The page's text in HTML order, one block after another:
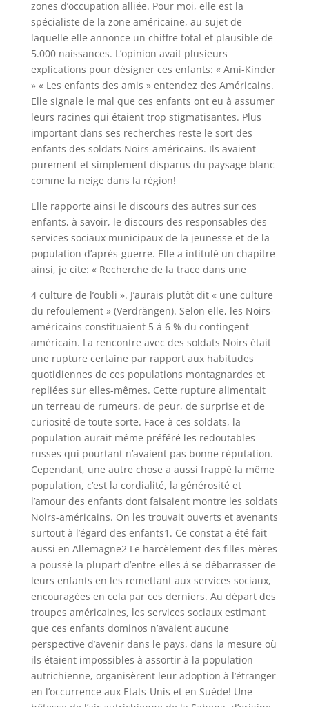
zones d’occupation alliée. Pour moi, elle est la
spécialiste de la zone américaine, au sujet de
laquelle elle annonce un chiffre total et plausible de
5.000 naissances. L’opinion avait plusieurs
explications pour désigner ces enfants: « Ami-Kinder
» « Les enfants des amis » entendez des Américains.
Elle signale le mal que ces enfants ont eu à assumer
leurs racines qui étaient trop stigmatisantes. Plus
important dans ses recherches reste le sort des
enfants des soldats Noirs-américains. Ils avaient
purement et simplement disparus du paysage blanc
comme la neige dans la région!
Elle rapporte ainsi le discours des autres sur ces
enfants, à savoir, le discours des responsables des
services sociaux municipaux de la jeunesse et de la
population d’après-guerre. Elle a intitulé un chapitre
ainsi, je cite: « Recherche de la trace dans une
4 culture de l’oubli ». J’aurais plutôt dit « une culture
du refoulement » (Verdrängen). Selon elle, les Noirs-
américains constituaient 5 à 6 % du contingent
américain. La rencontre avec des soldats Noirs était
une rupture certaine par rapport aux habitudes
quotidiennes de ces populations montagnardes et
repliées sur elles-mêmes. Cette rupture alimentait
un terreau de rumeurs, de peur, de surprise et de
curiosité de toute sorte. Face à ces soldats, la
population aurait même préféré les redoutables
russes qui pourtant n’avaient pas bonne réputation.
Cependant, une autre chose a aussi frappé la même
population, c’est la cordialité, la générosité et
l’amour des enfants dont faisaient montre les soldats
Noirs-américains. On les trouvait ouverts et avenants
surtout à l’égard des enfants1. Ce constat a été fait
aussi en Allemagne2 Le harcèlement des filles-mères
a poussé la plupart d’entre-elles à se débarrasser de
leurs enfants en les remettant aux services sociaux,
encouragées en cela par ces derniers. Au départ des
troupes américaines, les services sociaux estimant
que ces enfants dominos n’avaient aucune
perspective d’avenir dans le pays, dans la mesure où
ils étaient impossibles à assortir à la population
autrichienne, organisèrent leur adoption à l’étranger
en l’occurrence aux Etats-Unis et en Suède! Une